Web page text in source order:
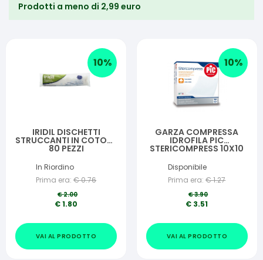
Prodotti a meno di 2,99 euro
10%
IRIDIL DISCHETTI
STRUCCANTI IN COTONE
80 PEZZI
In Riordino
Prima era: €0.76
€2.00
€1.80
VAI AL PRODOTTO
10%
GARZA COMPRESSA
IDROFILA PIC
STERICOMPRESS 10X10
Disponibile
Prima era: €1.27
€3.90
€ 3.51
VAI AL PRODOTTO